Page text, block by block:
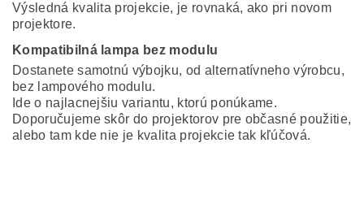
Výsledná kvalita projekcie, je rovnaká, ako pri novom
projektore.
Kompatibilná lampa bez modulu
Dostanete samotnú výbojku, od alternatívneho výrobcu,
bez lampového modulu.
Ide o najlacnejšiu variantu, ktorú ponúkame.
Doporučujeme skôr do projektorov pre občasné použitie,
alebo tam kde nie je kvalita projekcie tak kľúčová.